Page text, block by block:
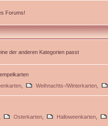
Forums!
der anderen Kategorien passt
Weihnachts-/Winterkarten
Osterkarten Halloweenkarten